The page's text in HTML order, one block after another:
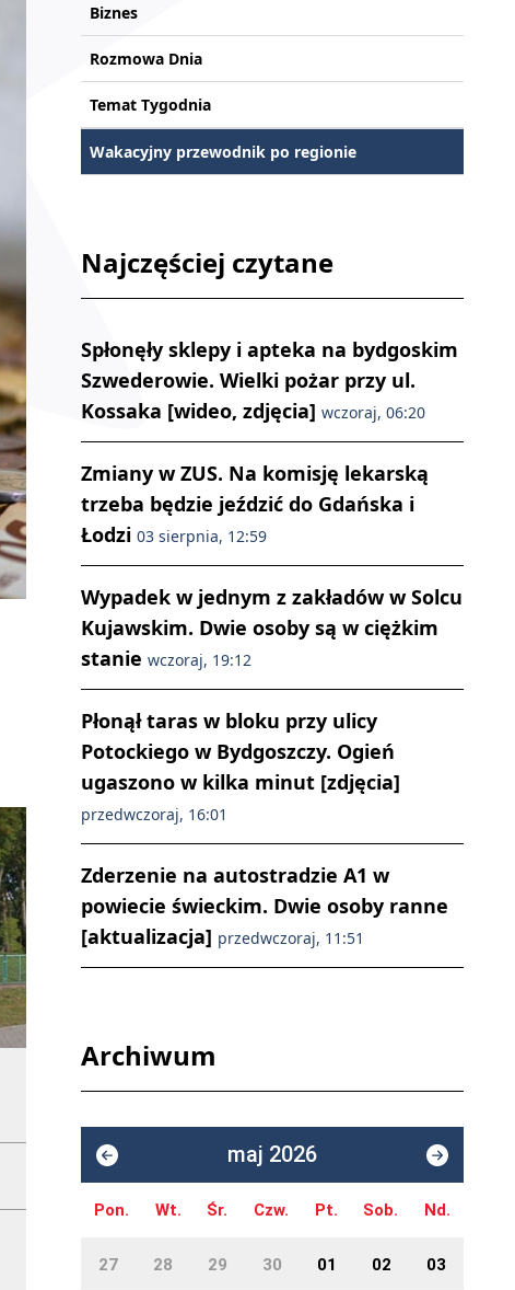
Biznes
Rozmowa Dnia
Temat Tygodnia
Wakacyjny przewodnik po regionie
Najczęściej czytane
Spłonęły sklepy i apteka na bydgoskim
Szwederowie. Wielki pożar przy ul.
Kossaka [wideo, zdjęcia] wczoraj, 06:20
Zmiany w ZUS. Na komisję lekarską
trzeba będzie jeździć do Gdańska i
Łodzi 03 sierpnia, 12:59
Wypadek w jednym z zakładów w Solcu
Kujawskim. Dwie osoby są w ciężkim
stanie wczoraj, 19:12
Płonął taras w bloku przy ulicy
Potockiego w Bydgoszczy. Ogień
ugaszono w kilka minut [zdjęcia]
przedwczoraj, 16:01
Zderzenie na autostradzie A1 w
powiecie świeckim. Dwie osoby ranne
[aktualizacja] przedwczoraj, 11:51
Archiwum
maj 2026
Pon. Wt. Śr. Czw. Pt. Sob. Nd.
27 28 29 30 01 02 03